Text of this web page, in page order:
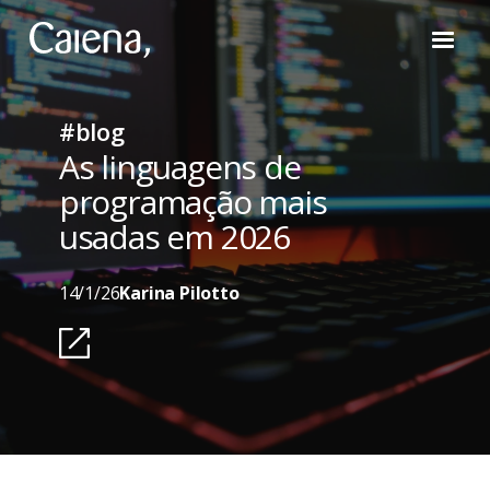
#blog
As linguagens de
programação mais
usadas em 2026
14/1/26Karina Pilotto